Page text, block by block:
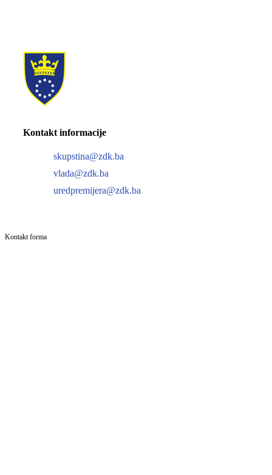
Kontakt informacije
skupstina@zdk.ba
vlada@zdk.ba
uredpremijera@zdk.ba
Kontakt forma